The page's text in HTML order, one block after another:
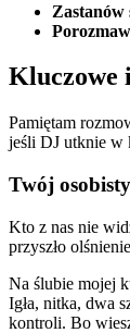
Zastanów
Kluczowe
Pamiętam
jeśli DJ utknie w
Twój
Kto z nas nie
przyszło
Na ślubie mojej
Igła, nitka, dwa
kontroli. Bo